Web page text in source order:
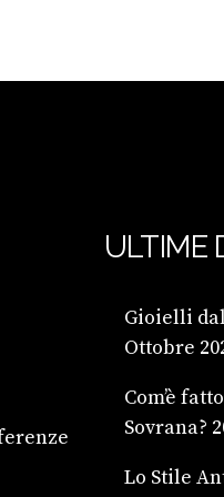
ULTIME
Gioielli
Ottobre
Com’è
Sovrana?
Lo Stile